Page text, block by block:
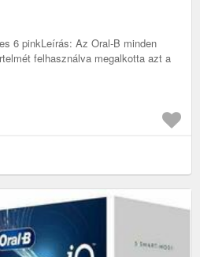
6 pinkLeírás: Az Oral-B minden
felhasználva megalkotta azt a